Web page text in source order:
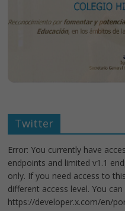
Twitter
Error: You currently have
endpoints and limited v1.1
only. If you need access to
different access level. You
https://developer.x.com/en/